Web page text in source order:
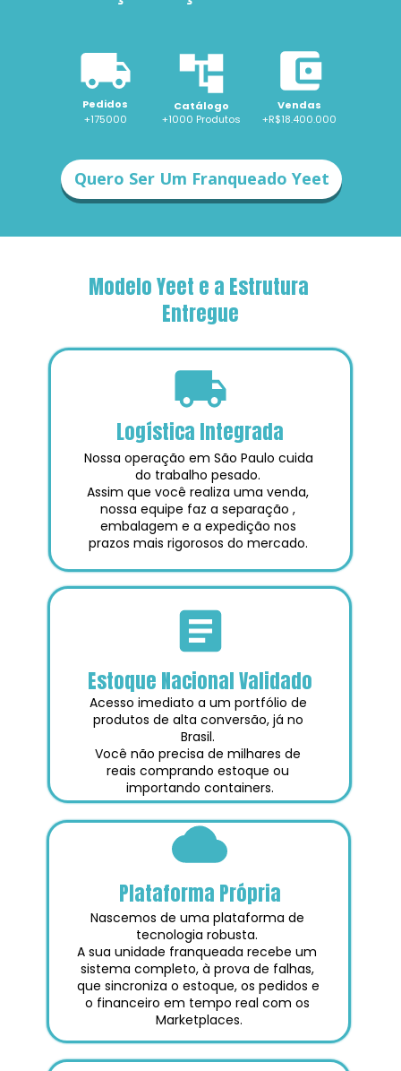
Pedidos Catálogo
Vendas
+175000
+R$18.400.000
+1000 Produtos
Quero Ser Um Franqueado Yeet
Modelo Yeet e a Estrutura
Entregue
Estoque Nacional Validado
Logística Integrada
Nossa operação em São Paulo cuida
do trabalho pesado.
Assim que você realiza uma venda,
nossa equipe faz a separação ,
embalagem e a expedição nos
prazos mais rigorosos do mercado.
Acesso imediato a um portfólio de
produtos de alta conversão, já no
Brasil.
Você não precisa de milhares de
reais comprando estoque ou
importando containers.
Plataforma Própria
Nascemos de uma plataforma de
tecnologia robusta.
A sua unidade franqueada recebe um
sistema completo, à prova de falhas,
que sincroniza o estoque, os pedidos e
o financeiro em tempo real com os
Marketplaces.